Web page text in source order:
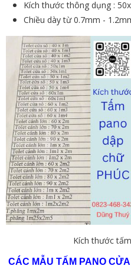
Kích thước thông dụng :
Chiều dày từ 0.7mm -
Kích thước
CÁC MẪU TẤM PANO